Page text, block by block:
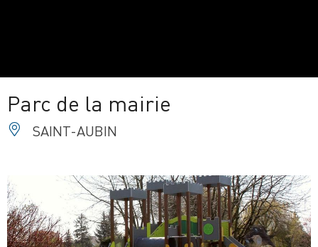
Parc de la mairie
SAINT-AUBIN